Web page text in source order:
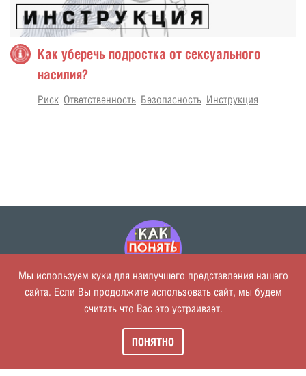
Как уберечь подростка от сексуального
насилия?
Риск Ответственность Безопасность Инструкция
О проекте
Политика обработки персональных данных
Пользовательское соглашение
Мы используем куки для наилучшего представления нашего
сайта. Если Вы продолжите использовать сайт, мы будем
считать что Вас это устраивает.
ПОНЯТНО